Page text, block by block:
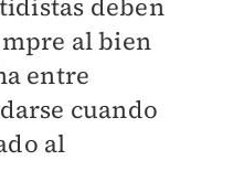
deben
al bien
entre
cuando
al